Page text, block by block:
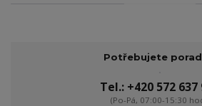
Potřebujete
Tel.: +420 572 637
(Po-Pá, 07:00-15:30